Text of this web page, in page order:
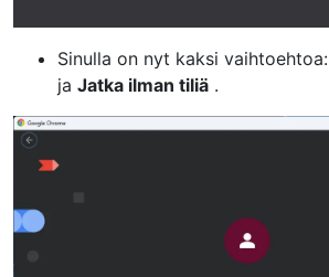
Sinulla on nyt kaksi vaihtoehtoa:
ja Jatka ilman tiliä .